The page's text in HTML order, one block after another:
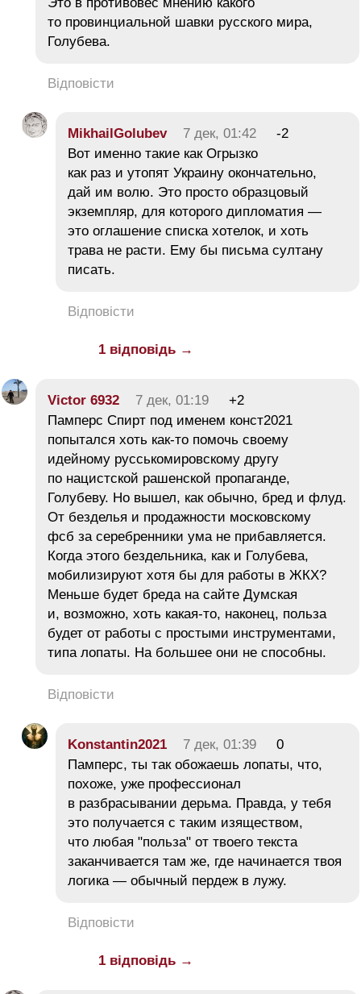
то провинциальной шавки русского мира,
Голубева.
Відповісти
MikhailGolubev 7 дек, 01:42
-2
Вот именно такие как Огрызко
как раз и утопят Украину окончательно,
дай им волю. Это просто образцовый
экземпляр, для которого дипломатия —
это оглашение списка хотелок, и хоть
трава не расти. Ему бы письма султану
писать.
Відповісти
1 відповідь →
Victor 6932 7 дек, 01:19
+2
Памперс Спирт под именем конст2021
попытался хоть как-то помочь своему
идейному русськомировскому другу
по нацистской рашенской пропаганде,
Голубеву. Но вышел, как обычно, бред и флуд.
От безделья и продажности московскому
фсб за серебренники ума не прибавляется.
Когда этого бездельника, как и Голубева,
мобилизируют хотя бы для работы в ЖКХ?
Меньше будет бреда на сайте Думская
и, возможно, хоть какая-то, наконец, польза
будет от работы с простыми инструментами,
типа лопаты. На большее они не способны.
Відповісти
Konstantin2021 7 дек, 01:39
0
Памперс, ты так обожаешь лопаты, что,
похоже, уже профессионал
в разбрасывании дерьма. Правда, у тебя
это получается с таким изяществом,
что любая "польза" от твоего текста
заканчивается там же, где начинается твоя
логика — обычный пердеж в лужу.
Відповісти
1 відповідь →